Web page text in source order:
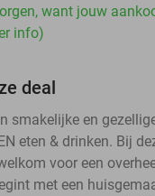
want jouw
info)
deal
smakelijke en
eten & drinken. Bij
voor een
met een